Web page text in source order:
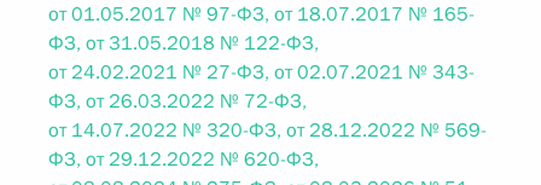
от 01.05.2017 № 97-ФЗ, от 18.07.2017 № 165-
ФЗ, от 31.05.2018 № 122-ФЗ,
от 24.02.2021 № 27-ФЗ, от 02.07.2021 № 343-
ФЗ, от 26.03.2022 № 72-ФЗ,
от 14.07.2022 № 320-ФЗ, от 28.12.2022 № 569-
ФЗ, от 29.12.2022 № 620-ФЗ,